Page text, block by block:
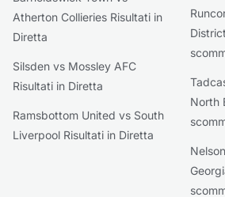
Atherton Collieries Risultati in
Diretta
Silsden vs Mossley AFC
Risultati in Diretta
Ramsbottom United vs South
Liverpool Risultati in Diretta
North